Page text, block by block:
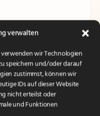
verwalten
wir Technologien
speichern und/oder darauf
zustimmst, können wir
IDs auf dieser Website
nicht erteilst oder
und Funktionen
gerne persönlich und